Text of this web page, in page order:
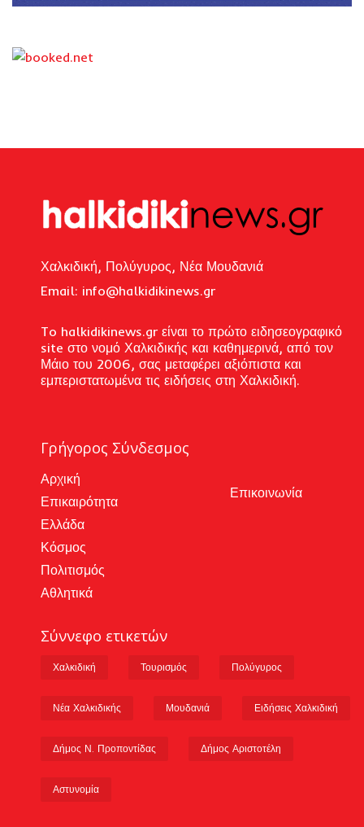
Χαλκιδική, Πολύγυρος, Νέα Μουδανιά
Email: info@halkidikinews.gr
To halkidikinews.gr είναι το πρώτο ειδησεογραφικό
site στο νομό Χαλκιδικής και καθημερινά, από τον
Μάιο του 2006, σας μεταφέρει αξιόπιστα και
εμπεριστατωμένα τις ειδήσεις στη Χαλκιδική.
Γρήγορος Σύνδεσμος
Αρχική
Επικαιρότητα
Ελλάδα
Κόσμος
Πολιτισμός
Αθλητικά
Επικοινωνία
Σύννεφο ετικετών
Χαλκιδική Τουρισμός Πολύγυρος
Νέα Χαλκιδικής Μουδανιά Ειδήσεις Χαλκιδική
Δήμος Ν. Προποντίδας Δήμος Αριστοτέλη
Αστυνομία